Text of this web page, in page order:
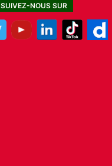
SUIVEZ-NOUS SUR